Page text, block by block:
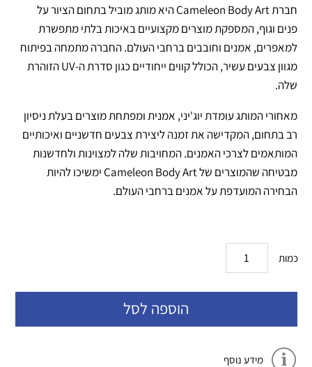
חברת Cameleon Body Art היא מותג מוביל בתחום הציור על
פנים וגוף, המספקת מוצרים מקצועיים באיכות בלתי מתפשרת
למאפרים, אמנים וחובבים ברחבי העולם. החברה מתמחה בפיתוח
מגוון צבעים עשיר, הכולל קווים ייחודיים כגון סדרת ה-UV הזוהרת
שלה.
מאחורי המותג עומדת יוג'יני, אמנית ומפתחת מוצרים בעלת ניסיון
רב בתחום, המקדישה את זמנה ליצירת צבעים חדשניים ואיכותיים
המותאמים לצרכי האמנים. המחויבות שלה למצוינות ולחדשנות
מבטיחה שהמוצרים של Cameleon Body Art ימשיכו להיות
הבחירה המועדפת על אמנים ברחבי העולם.
כמות
הוספה לסל
מידע נוסף